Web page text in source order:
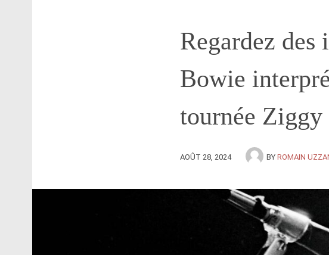
Regardez des
Bowie
tournée Ziggy
AOÛT 28, 2024 BY ROMAIN